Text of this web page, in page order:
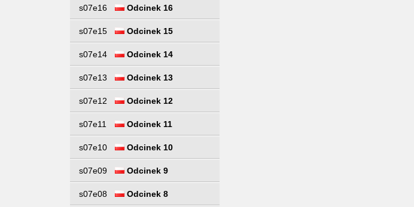
s07e16 Odcinek 16
s07e15 Odcinek 15
s07e14 Odcinek 14
s07e13 Odcinek 13
s07e12 Odcinek 12
s07e11 Odcinek 11
s07e10 Odcinek 10
s07e09 Odcinek 9
s07e08 Odcinek 8